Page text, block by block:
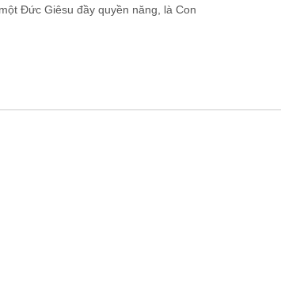
Đức Giêsu đầy quyền năng, là Con